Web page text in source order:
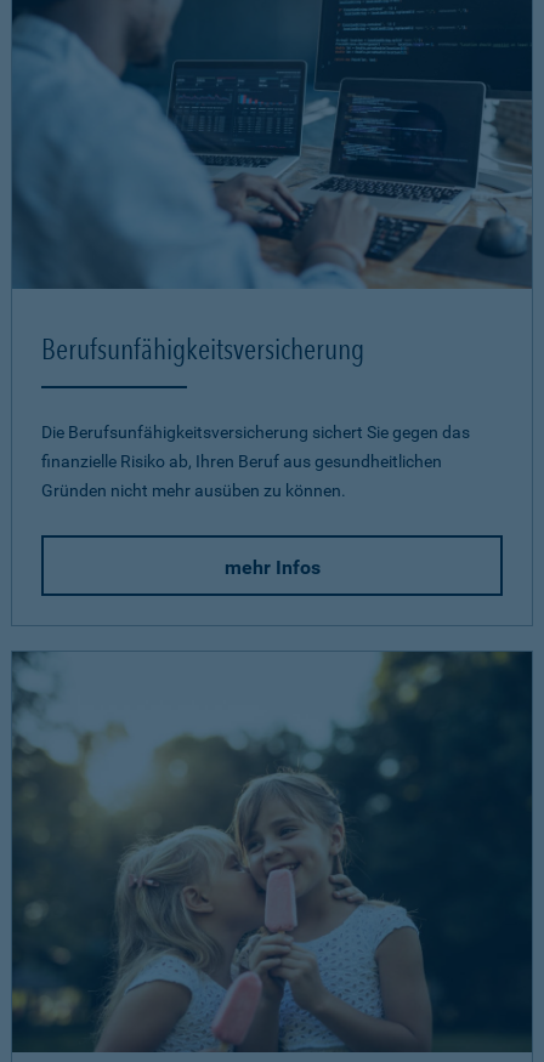
Berufsunfähigkeits­versicherung
Die Berufsunfähigkeitsversicherung sichert Sie gegen das
finanzielle Risiko ab, Ihren Beruf aus gesundheitlichen
Gründen nicht mehr ausüben zu können.
mehr Infos